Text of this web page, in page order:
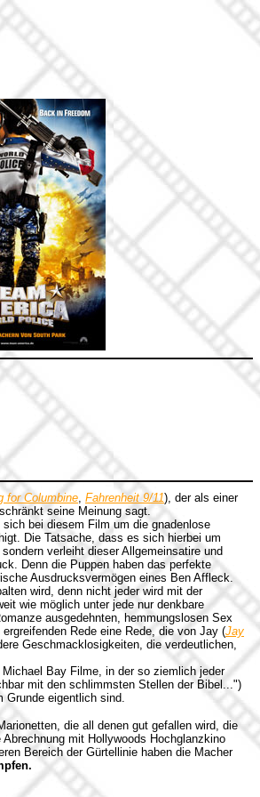
for Columbine, Fahrenheit 9/11), der als einer
seine Meinung sagt.
bei diesem Film um die gnadenlose
Die Tatsache, dass es sich hierbei um
verleiht dieser Allgemeinsatire und
Denn die Puppen haben das perfekte
Ausdrucksvermögen eines Ben Affleck.
wird, denn nicht jeder wird mit der
wie möglich unter jede nur denkbare
ausgedehnten, hemmungslosen Sex
Rede eine Rede, die von Jay (Jay
Geschmacklosigkeiten, die verdeutlichen,
Bay Filme, in der so ziemlich jeder
mit den schlimmsten Stellen der Bibel...")
Grunde eigentlich sind.
die all denen gut gefallen wird, die
mit Hollywoods Hochglanzkino
Bereich der Gürtellinie haben die Macher